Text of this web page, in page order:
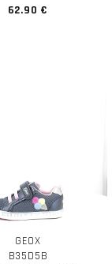
62.90 €
GEOX
B35D5B